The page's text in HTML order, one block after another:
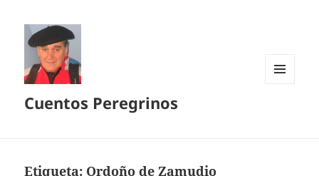
Cuentos Peregrinos
Etiqueta: Ordoño de Zamudio